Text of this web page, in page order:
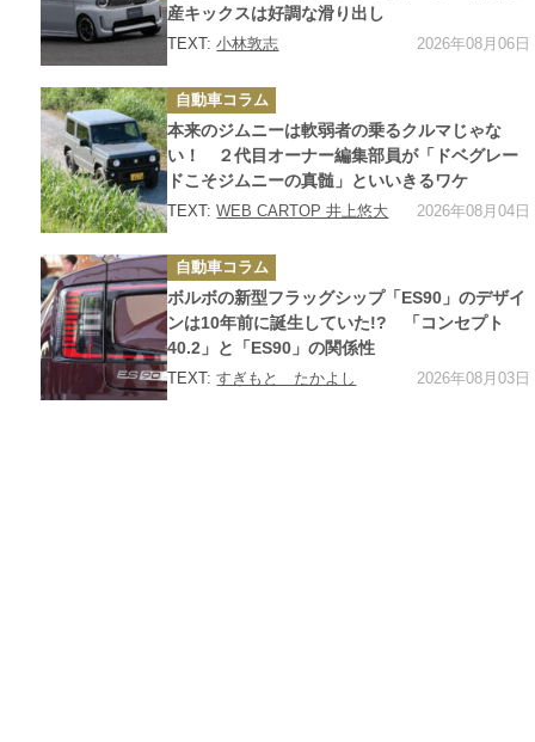
産キックスは好調な滑り出し
TEXT:小林敦志 2026年08月06日
カ
テ
ゴ
リ
ー
自動車コラム
本来のジムニーは軟弱者の乗るクルマじゃな
い！ ２代目オーナー編集部員が「ドベグレー
ドこそジムニーの真髄」といいきるワケ
TEXT:WEB CARTOP 井上悠大 2026年08月04日
カ
テ
ゴ
リ
ー
自動車コラム
ボルボの新型フラッグシップ「ES90」のデザイ
ンは10年前に誕生していた!? 「コンセプト
40.2」と「ES90」の関係性
TEXT:すぎもと たかよし 2026年08月03日